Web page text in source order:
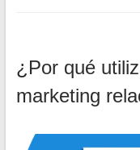
¿Por qué
marketing